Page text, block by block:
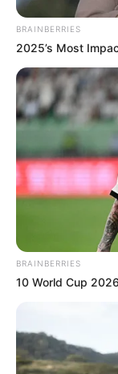
The Double
BRAINBERRIES
2025’s Most
BRAINBERRIES
10 World Cup